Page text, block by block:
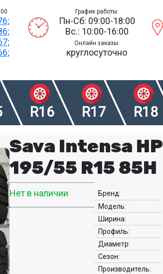
График работы:
Пн-Сб: 09:00-18:00
Вс.: 10:00-16:00
Онлайн заказы:
круглосуточно
R16 R17 R18
Sava Intensa HP
195/55 R15 85H
Нет в наличии Бренд:
Модель:
Ширина:
Профиль:
Диаметр:
Сезон:
Производитель: